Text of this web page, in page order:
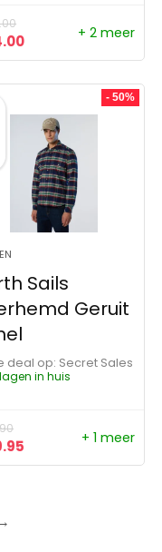
prijs was:
Huidige prijs is:
+ 2 meer
- 50%
Sails
Geruit
deal op:
Secret Sales
in huis
prijs
Huidige prijs is:
+ 1 meer